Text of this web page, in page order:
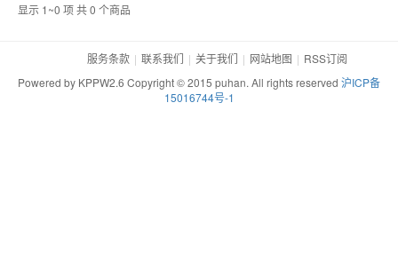
显示 1~0 项 共 0 个商品
服务条款 联系我们 关于我们 网站地图
RSS订阅
Powered by KPPW2.6 Copyright © 2015 puhan. All rights reserved 沪ICP备
15016744号-1